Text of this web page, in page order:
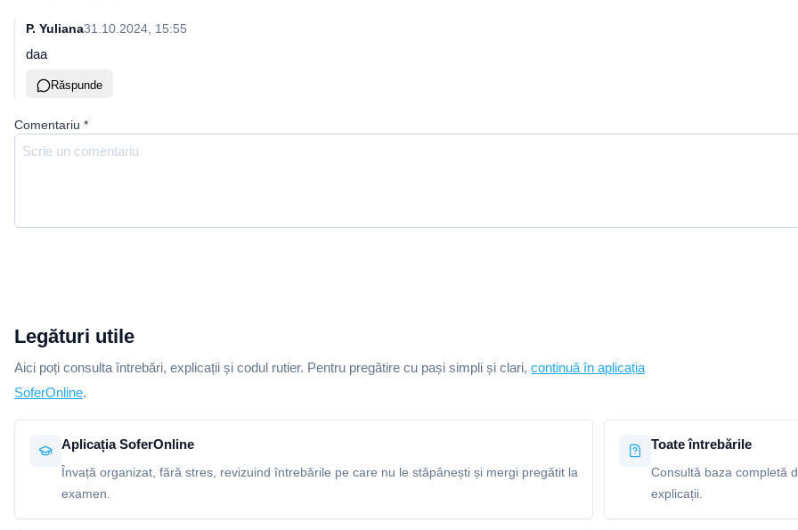
P. Yuliana31.10.2024, 15:55
daa
Răspunde
Comentariu *
Legături utile
Aici poți consulta întrebări, explicații și codul rutier. Pentru pregătire cu pași simpli și clari, continuă în aplicația
SoferOnline.
Aplicația SoferOnline
Învață organizat, fără stres, revizuind întrebările pe care nu le stăpânești și mergi pregătit la
examen.
Toate întrebările
Consultă baza completă
explicații.